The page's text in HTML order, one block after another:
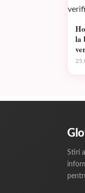
la
Stiri